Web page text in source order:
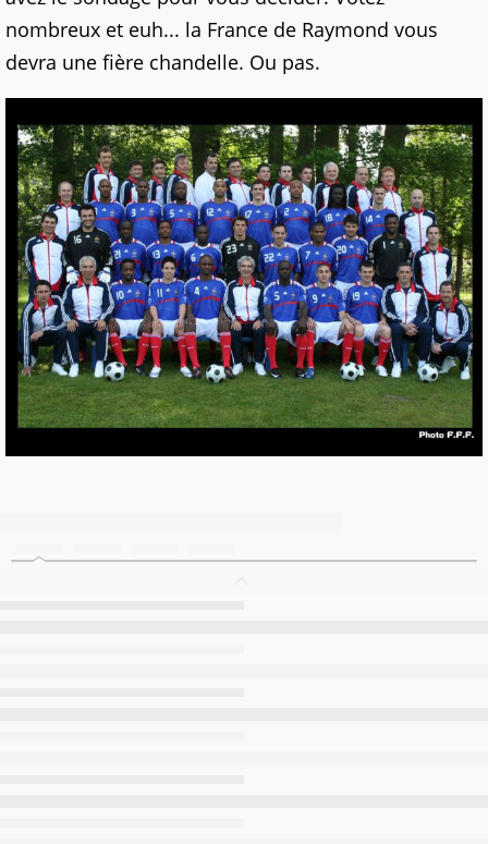
nombreux et euh... la France de Raymond vous
devra une fière chandelle. Ou pas.